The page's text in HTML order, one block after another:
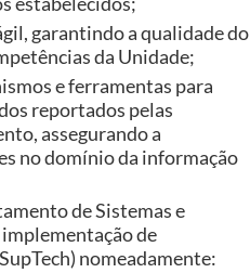
garantindo a qualidade do
da Unidade;
e ferramentas para
reportados pelas
assegurando a
no domínio da informação
de Sistemas e
de
nomeadamente: